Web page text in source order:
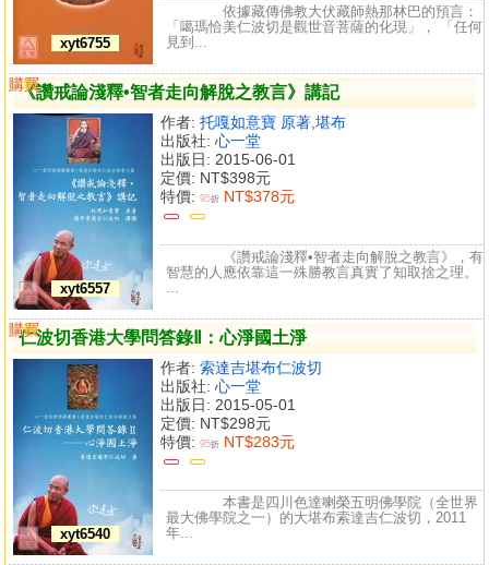
xyt6755
依據藏傳佛教大伏藏師熱那林巴的預言：
「噶瑪恰美仁波切是觀世音菩薩的化現」， 「任何
見到...
《讚戒論淺釋•智者走向解脫之教言》講記
xyt6557
作者: 托嘎如意寶 原著,堪布
出版社: 心一堂
出版日: 2015-06-01
定價: NT$398元
特價: 95折 NT$378元
購買
比較
《讚戒論淺釋•智者走向解脫之教言》，有
智慧的人應依靠這一殊勝教言真實了知取捨之理。
...
仁波切香港大學問答錄Ⅱ：心淨國土淨
xyt6540
作者: 索達吉堪布仁波切
出版社: 心一堂
出版日: 2015-05-01
定價: NT$298元
特價: 95折 NT$283元
購買
比較
本書是四川色達喇榮五明佛學院（全世界
最大佛學院之一）的大堪布索達吉仁波切，2011
年...